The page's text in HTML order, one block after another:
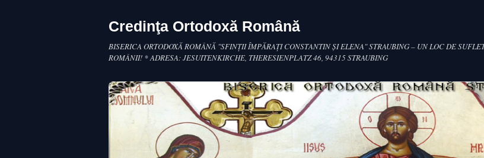
Credinţa Ortodoxă Română
BISERICA ORTODOXĂ ROMÂNĂ "SFINŢII ÎMPĂRAŢI CONSTANTIN ŞI ELENA" STRAUBING – UN LOC DE
ROMÂNII! * ADRESA: JESUITENKIRCHE, THERESIENPLATZ 46, 94315 STRAUBING